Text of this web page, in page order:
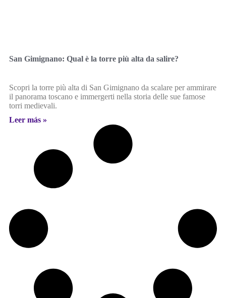
San Gimignano: Qual è la torre più alta da salire?
Scopri la torre più alta di San Gimignano da scalare per ammirare
il panorama toscano e immergerti nella storia delle sue famose
torri medievali.
Leer más »